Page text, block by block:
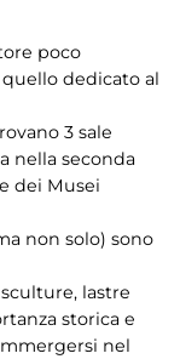
poco
dedicato al
3 sale
nella seconda
dei Musei
non solo) sono
lastre
storica e
nel